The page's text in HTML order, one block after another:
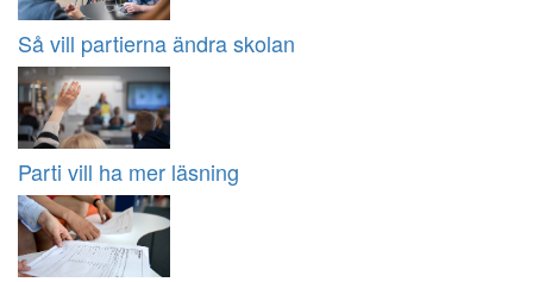
Så vill partierna ändra skolan
Parti vill ha mer läsning